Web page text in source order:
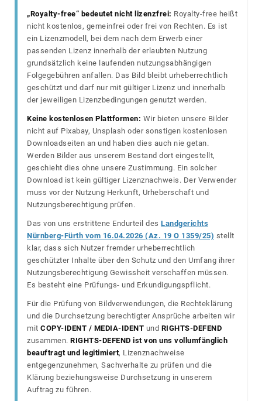
„Royalty-free“ bedeutet nicht lizenzfrei: Royalty-free heißt
nicht kostenlos, gemeinfrei oder frei von Rechten. Es ist
ein Lizenzmodell, bei dem nach dem Erwerb einer
passenden Lizenz innerhalb der erlaubten Nutzung
grundsätzlich keine laufenden nutzungsabhängigen
Folgegebühren anfallen. Das Bild bleibt urheberrechtlich
geschützt und darf nur mit gültiger Lizenz und innerhalb
der jeweiligen Lizenzbedingungen genutzt werden.
Keine kostenlosen Plattformen: Wir bieten unsere Bilder
nicht auf Pixabay, Unsplash oder sonstigen kostenlosen
Downloadseiten an und haben dies auch nie getan.
Werden Bilder aus unserem Bestand dort eingestellt,
geschieht dies ohne unsere Zustimmung. Ein solcher
Download ist kein gültiger Lizenznachweis. Der Verwender
muss vor der Nutzung Herkunft, Urheberschaft und
Nutzungsberechtigung prüfen.
Das von uns erstrittene Endurteil des Landgerichts
Nürnberg-Fürth vom 16.04.2026 (Az. 19 O 1359/25) stellt
klar, dass sich Nutzer fremder urheberrechtlich
geschützter Inhalte über den Schutz und den Umfang ihrer
Nutzungsberechtigung Gewissheit verschaffen müssen.
Es besteht eine Prüfungs- und Erkundigungspflicht.
Für die Prüfung von Bildverwendungen, die Rechteklärung
und die Durchsetzung berechtigter Ansprüche arbeiten wir
mit COPY-IDENT / MEDIA-IDENT und RIGHTS-DEFEND
zusammen. RIGHTS-DEFEND ist von uns vollumfänglich
beauftragt und legitimiert, Lizenznachweise
entgegenzunehmen, Sachverhalte zu prüfen und die
Klärung beziehungsweise Durchsetzung in unserem
Auftrag zu führen.